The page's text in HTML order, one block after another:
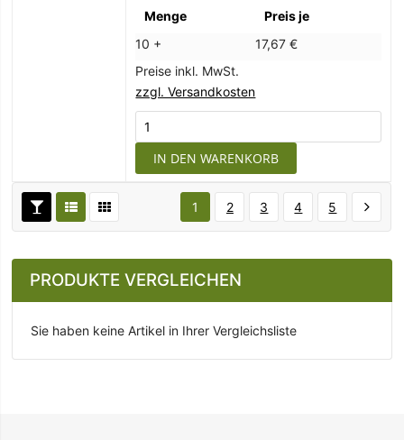
Menge
Preis je
10 +
17,67 €
Preise inkl. MwSt.
zzgl. Versandkosten
IN DEN WARENKORB
1 2 3 4 5
PRODUKTE VERGLEICHEN
Sie haben keine Artikel in Ihrer Vergleichsliste